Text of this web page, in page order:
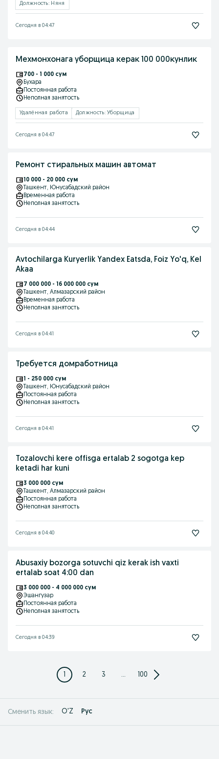
Должность: Няня
Сегодня в 04:47
Мехмонхонага уборщица керак 100 000кунлик
700 - 1 000 сум
Бухара
Постоянная работа
Неполная занятость
Удалённая работа Должность: Уборщица
Сегодня в 04:47
Ремонт стиральных машин автомат
10 000 - 20 000 сум
Ташкент, Юнусабадский район
Временная работа
Неполная занятость
Сегодня в 04:44
Avtochilarga Kuryerlik Yandex Eatsda, Foiz Yo'q, Kel
Akaa
7 000 000 - 16 000 000 сум
Ташкент, Алмазарский район
Временная работа
Неполная занятость
Сегодня в 04:41
Требуется домработница
1 - 250 000 сум
Ташкент, Юнусабадский район
Постоянная работа
Неполная занятость
Сегодня в 04:41
Tozalovchi kere offisga ertalab 2 sogotga kep
ketadi har kuni
3 000 000 сум
Ташкент, Алмазарский район
Постоянная работа
Неполная занятость
Сегодня в 04:40
Abusaxiy bozorga sotuvchi qiz kerak ish vaxti
ertalab soat 4:00 dan
3 000 000 - 4 000 000 сум
Эшангузар
Постоянная работа
Неполная занятость
Сегодня в 04:39
1 2 3 ... 100
Сменить язык: O'Z Рус